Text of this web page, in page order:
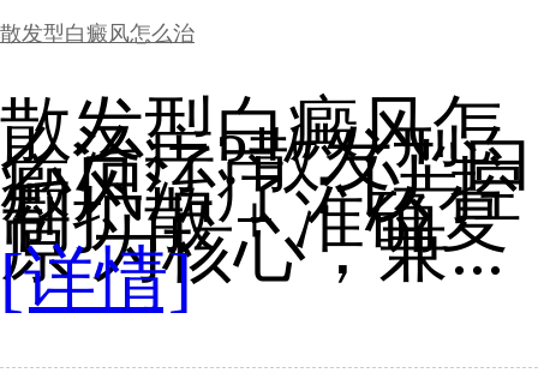
散发型白癜风怎么治
散发型白癜风怎
么治疗?散发型白
癜风治疗：以 控
制扩散 + 准确复
原 为核心，兼...
[详情]